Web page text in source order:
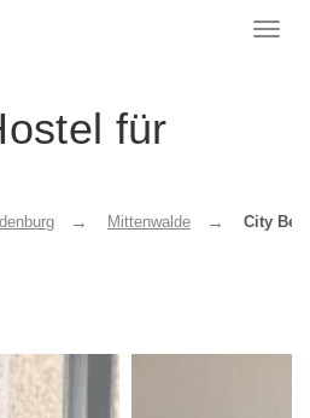
für
Mittenwalde City